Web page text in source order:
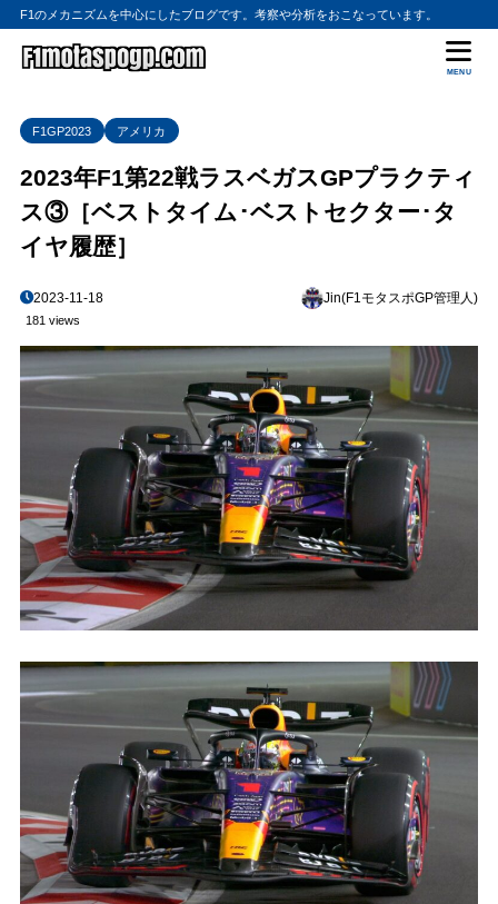
F1のメカニズムを中心にしたブログです。考察や分析をおこなっています。
MENU
F1GP2023 アメリカ
2023年F1第22戦ラスベガスGPプラクティ
ス③［ベストタイム･ベストセクター･タ
イヤ履歴］
2023-11-18 Jin(F1モタスポGP管理人)
181 views